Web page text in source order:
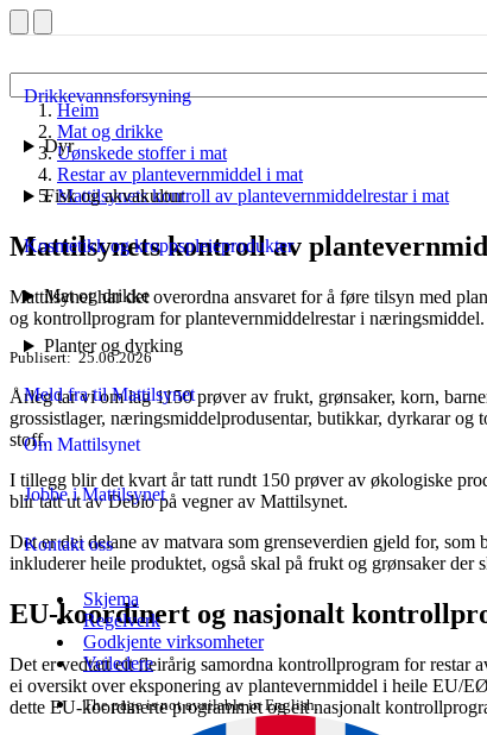
Drikkevannsforsyning
Dyr
Fisk og akvakultur
Kosmetikk og kroppspleieprodukter
Mat og drikke
Planter og dyrking
Meld fra til Mattilsynet
Om Mattilsynet
Jobbe i Mattilsynet
Kontakt oss
Skjema
Regelverk
Godkjente virksomheter
Veiledere
The page is not available in English.
Heim
Mat og drikke
Uønskede stoffer i mat
Restar av plantevernmiddel i mat
Mattilsynets kontroll av plantevernmiddelrestar i mat
Mattilsynets kontroll av
Mattilsynet har det overordna ansvaret for å føre tilsyn med
og kontroll­program for plantevernmiddel­restar i nærings­middel.
Publisert 25.06.2026
Årleg tar vi om lag 1150 prøver av frukt, grønsaker, korn,
grossistlager, næringsmiddel­produsentar, butikkar, dyrkarar
stoff.
I tillegg blir det kvart år tatt rundt 150 prøver av økologiske
blir tatt ut av Debio på vegner av Mattilsynet.
Det er dei delane av matvara som grenseverdien gjeld for,
inkluderer heile produktet, også skal på frukt og grønsaker
EU-koordinert og nasjonalt
Det er vedtatt eit fleirårig samordna kontrollprogram for restar
ei oversikt over eksponering av plantevern­middel i heile EU/
dette EU-koordinerte programmet og eit nasjonalt